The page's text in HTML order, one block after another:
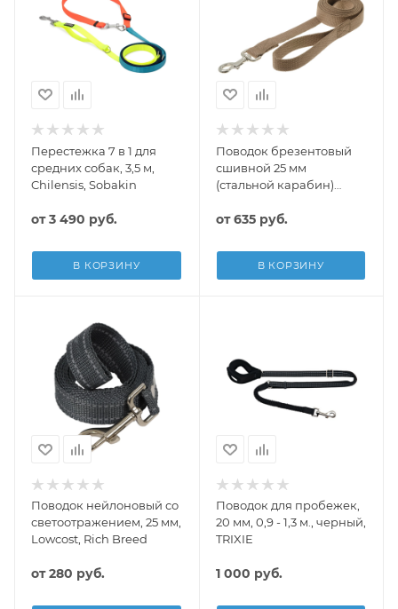
Перестежка 7 в 1 для
средних собак, 3,5 м,
Chilensis, Sobakin
от3 490 руб.
В КОРЗИНУ
Поводок брезентовый
сшивной 25 мм
(стальной карабин)
от635 руб.
В КОРЗИНУ
Поводок нейлоновый со
светоотражением, 25 мм,
Lowcost, Rich Breed
от280 руб.
Поводок для пробежек,
20 мм, 0,9 - 1,3 м., черный,
TRIXIE
1 000 руб.